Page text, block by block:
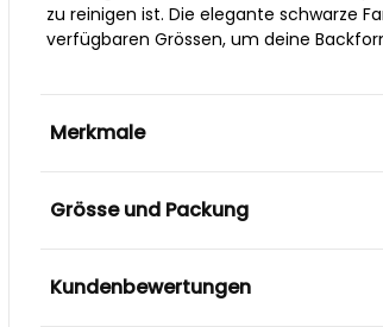
zu reinigen ist. Die elegante schwarze
verfügbaren Grössen, um deine
Merkmale
Grösse und Packung
Kundenbewertungen